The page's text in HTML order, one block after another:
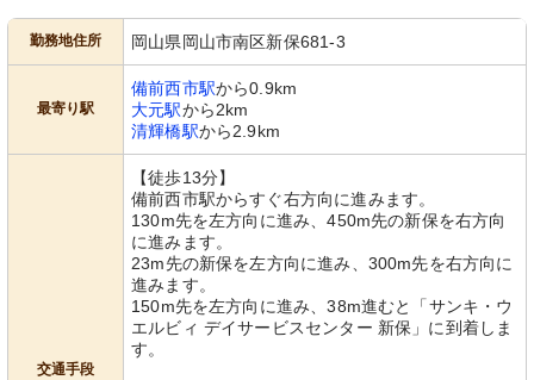
勤務地住所 岡山県岡山市南区新保681-3
最寄り駅
備前西市駅から0.9km
大元駅から2km
清輝橋駅から2.9km
交通手段
【徒歩13分】
備前西市駅からすぐ右方向に進みます。
130m先を左方向に進み、450m先の新保を右方向
に進みます。
23m先の新保を左方向に進み、300m先を右方向に
進みます。
150m先を左方向に進み、38m進むと「サンキ・ウ
エルビィ デイサービスセンター 新保」に到着しま
す。